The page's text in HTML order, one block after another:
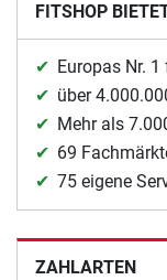
FITSHOP
Europas Nr.
über
Mehr als
69
75 eigene
ZAHLARTEN